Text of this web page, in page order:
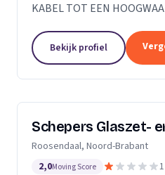
KABEL TOT EEN
Bekijk profiel
Schepers Glaszet-
Roosendaal, Noord-Brabant
2,0Moving Score